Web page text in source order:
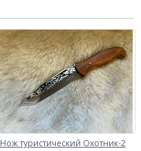
Нож туристический Охотник-2